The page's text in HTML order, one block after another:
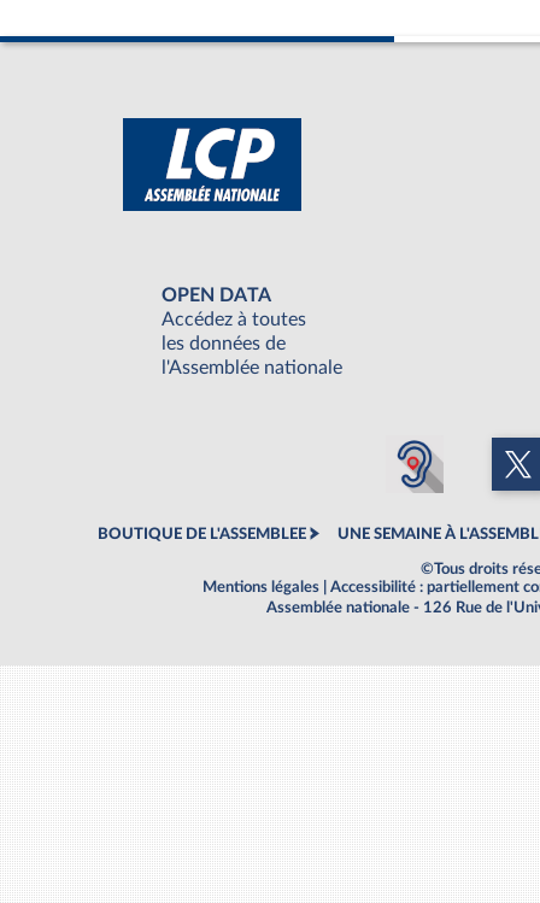
OPEN DATA
Accédez à toutes
les données de
l'Assemblée nationale
BOUTIQUE DE L'ASSEMBLEE UNE SEMAINE À
©Tous droits
Mentions légales
Accessibilité : partiellement
Assemblée nationale - 126 Rue de